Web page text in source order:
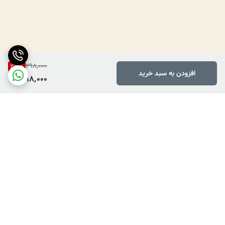
298,000
33%
198,000 افزودن به سبد خرید